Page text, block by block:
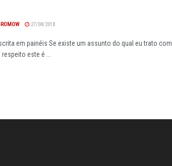
27/08/2018
em painéis Se existe um assunto do qual eu trato com
este é ...